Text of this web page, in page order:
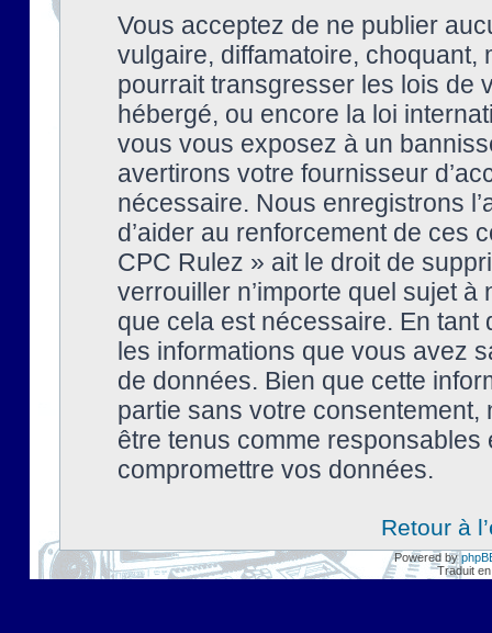
Vous acceptez de ne publier
vulgaire, diffamatoire, choquant,
pourrait transgresser les lois de
hébergé, ou encore la loi
vous vous exposez à un
avertirons votre fournisseur
nécessaire. Nous enregistrons
d’aider au renforcement de ces
CPC Rulez » ait le droit de
verrouiller n’importe quel sujet à
que cela est nécessaire. En tant
les informations que vous avez
de données. Bien que cette
partie sans votre
être tenus comme
compromettre vos données.
Retour à
Powered by
Traduit